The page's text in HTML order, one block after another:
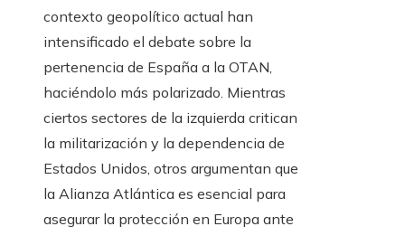
contexto geopolítico actual han
intensificado el debate sobre la
pertenencia de España a la OTAN,
haciéndolo más polarizado. Mientras
ciertos sectores de la izquierda critican
la militarización y la dependencia de
Estados Unidos, otros argumentan que
la Alianza Atlántica es esencial para
asegurar la protección en Europa ante